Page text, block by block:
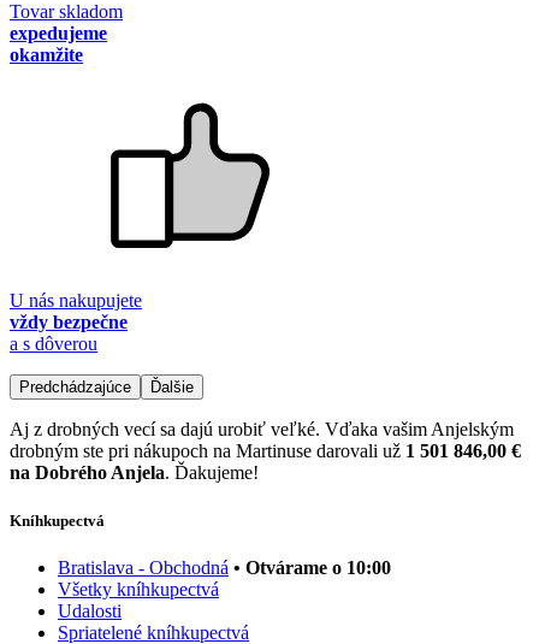
Tovar skladom
expedujeme
okamžite
U nás nakupujete
vždy bezpečne
a s dôverou
Predchádzajúce Ďalšie
Aj z drobných vecí sa dajú urobiť veľké. Vďaka vašim Anjelským
drobným ste pri nákupoch na Martinuse darovali už 1 501 846,00 €
na Dobrého Anjela. Ďakujeme!
Kníhkupectvá
Bratislava - Obchodná • Otvárame o 10:00
Všetky kníhkupectvá
Udalosti
Spriatelené kníhkupectvá